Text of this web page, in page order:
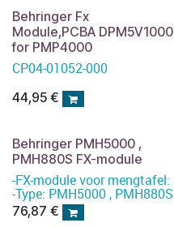
Behringer Fx
Module,PCBA DPM5V1000
for PMP4000
CP04-01052-000
44,95 €
Behringer PMH5000 ,
PMH880S FX-module
-FX-module voor mengtafel:
-Type: PMH5000 , PMH880S
76,87 €